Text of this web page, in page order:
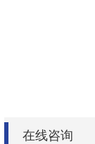
在线咨询